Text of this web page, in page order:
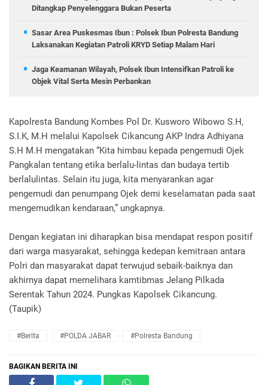
Ditangkap Penyelenggara Bukan Peserta
Sasar Area Puskesmas Ibun : Polsek Ibun Polresta Bandung
Laksanakan Kegiatan Patroli KRYD Setiap Malam Hari
Jaga Keamanan Wilayah, Polsek Ibun Intensifkan Patroli ke
Objek Vital Serta Mesin Perbankan
Kapolresta Bandung Kombes Pol Dr. Kusworo Wibowo S.H,
S.I.K, M.H melalui Kapolsek Cikancung AKP Indra Adhiyana
S.H M.H mengatakan “Kita himbau kepada pengemudi Ojek
Pangkalan tentang etika berlalu-lintas dan budaya tertib
berlalulintas. Selain itu juga, kita menyarankan agar
pengemudi dan penumpang Ojek demi keselamatan pada saat
mengemudikan kendaraan,” ungkapnya.
Dengan kegiatan ini diharapkan bisa mendapat respon positif
dari warga masyarakat, sehingga kedepan kemitraan antara
Polri dan masyarakat dapat terwujud sebaik-baiknya dan
akhirnya dapat memelihara kamtibmas Jelang Pilkada
Serentak Tahun 2024. Pungkas Kapolsek Cikancung.
(Taupik)
#Berita #POLDA JABAR #Polresta Bandung
BAGIKAN BERITA INI